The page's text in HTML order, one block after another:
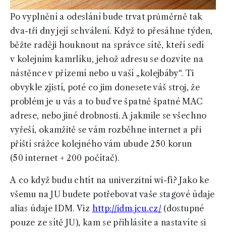
Po vyplnění a odeslání bude trvat průměrně tak
dva-tři dny její schválení. Když to přesáhne týden,
běžte raději houknout na správce sítě, kteří sedí
v kolejním kamrlíku, jehož adresu se dozvíte na
nástěnce v přízemí nebo u vaší „kolejbáby“. Ti
obvykle zjistí, poté co jim donesete váš stroj, že
problém je u vás a to buď ve špatně špatné MAC
adrese, nebo jiné drobnosti. A jakmile se všechno
vyřeší, okamžitě se vám rozběhne internet a při
příští srážce kolejného vám ubude 250 korun
(50 internet + 200 počítač).
A co když budu chtít na univerzitní wi-fi? Jako ke
všemu na JU budete potřebovat vaše stagové údaje
alias údaje IDM. Viz http://idm.jcu.cz/ (dostupné
pouze ze sítě JU), kam se přihlásíte a nastavíte si